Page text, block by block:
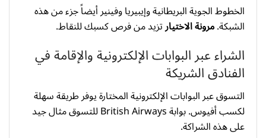
الخطوط الجوية البريطانية وإيبيريا وفينير أيضاً جزء من هذه
الشبكة.مرونة الاختيارتزيد من فرص كسبك للنقاط.
الشراء عبر البوابات الإلكترونية والإقامة في
الفنادق الشريكة
التسوق عبر البوابات الإلكترونية المختارة يوفر طريقة سهلة
لكسب أفيوس. بوابة British Airways للتسوق مثال جيد
على هذه الشراكة.